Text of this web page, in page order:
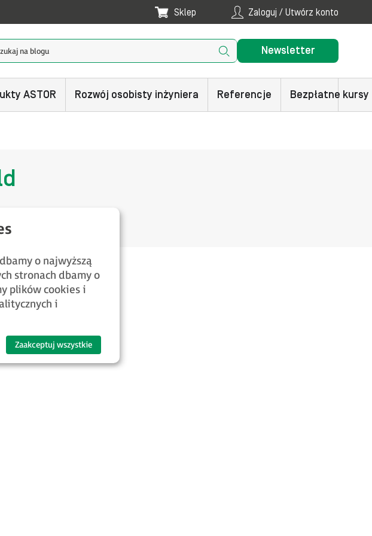
Sklep Zaloguj / Utwórz konto
Newsletter
ASTOR Rozwój osobisty inżyniera Referencje Bezpłatne kursy
o najwyższą
stronach dbamy o
plików cookies i
i
Zaakceptuj wszystkie